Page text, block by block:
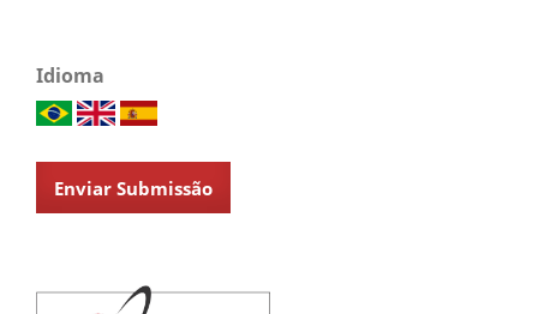
Idioma
Enviar Submissão